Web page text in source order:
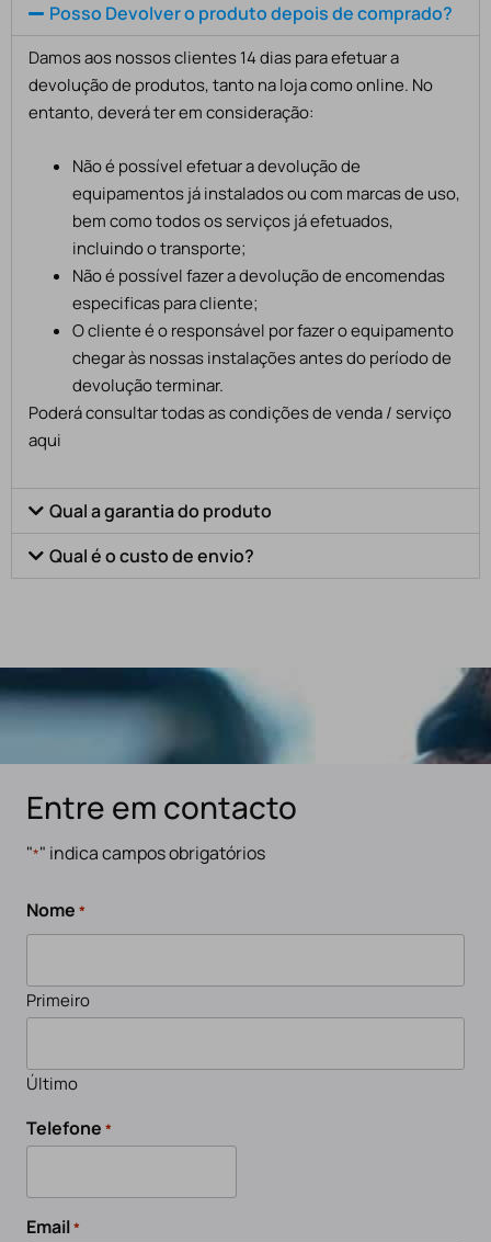
Posso Devolver o produto depois de comprado?
Damos aos nossos clientes 14 dias para efetuar a
devolução de produtos, tanto na loja como online. No
entanto, deverá ter em consideração:
Não é possível efetuar a devolução de
equipamentos já instalados ou com marcas de uso,
bem como todos os serviços já efetuados,
incluindo o transporte;
Não é possível fazer a devolução de encomendas
especificas para cliente;
O cliente é o responsável por fazer o equipamento
chegar às nossas instalações antes do período de
devolução terminar.
Poderá consultar todas as condições de venda / serviço
aqui
Qual a garantia do produto
Qual é o custo de envio?
Entre em contacto
"*" indica campos obrigatórios
Nome *
Primeiro
Último
Telefone *
Email*